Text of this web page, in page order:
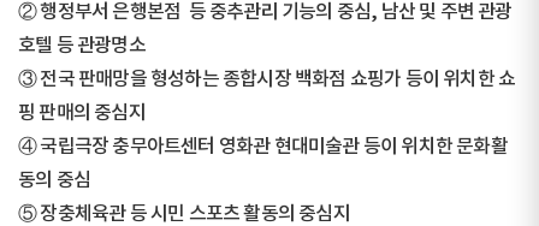
② 행정부서 은행본점 등 중추관리 기능의 중심, 남산 및 주변 관광
호텔 등 관광명소
③ 전국 판매망을 형성하는 종합시장 백화점 쇼핑가 등이 위치한 쇼
핑 판매의 중심지
④ 국립극장 충무아트센터 영화관 현대미술관 등이 위치한 문화활
동의 중심
⑤ 장충체육관 등 시민 스포츠 활동의 중심지